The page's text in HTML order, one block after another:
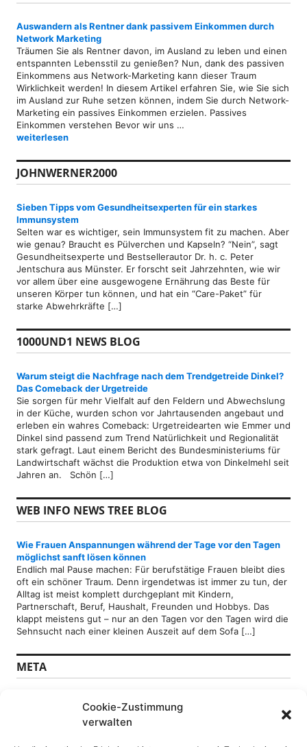
Cookie-Zustimmung
verwalten
Auswandern als Rentner dank passivem Einkommen durch
Network Marketing
Träumen Sie als Rentner davon, im Ausland zu leben und einen
entspannten Lebensstil zu genießen? Nun, dank des passiven
Einkommens aus Network-Marketing kann dieser Traum
Wirklichkeit werden! In diesem Artikel erfahren Sie, wie Sie sich
im Ausland zur Ruhe setzen können, indem Sie durch Network-
Marketing ein passives Einkommen erzielen. Passives
Einkommen verstehen Bevor wir uns …
Auswandern als Rentner dank passivem Einkommen durch
weiterlesen
JOHNWERNER2000
Sieben Tipps vom Gesundheitsexperten für ein starkes
Immunsystem
Selten war es wichtiger, sein Immunsystem fit zu machen. Aber
wie genau? Braucht es Pülverchen und Kapseln? “Nein”, sagt
Gesundheitsexperte und Bestsellerautor Dr. h. c. Peter
Jentschura aus Münster. Er forscht seit Jahrzehnten, wie wir
vor allem über eine ausgewogene Ernährung das Beste für
unseren Körper tun können, und hat ein “Care-Paket” für
starke Abwehrkräfte […]
1000UND1 NEWS BLOG
Warum steigt die Nachfrage nach dem Trendgetreide Dinkel?
Das Comeback der Urgetreide
Sie sorgen für mehr Vielfalt auf den Feldern und Abwechslung
in der Küche, wurden schon vor Jahrtausenden angebaut und
erleben ein wahres Comeback: Urgetreidearten wie Emmer und
Dinkel sind passend zum Trend Natürlichkeit und Regionalität
stark gefragt. Laut einem Bericht des Bundesministeriums für
Landwirtschaft wächst die Produktion etwa von Dinkelmehl seit
Jahren an. Schön […]
WEB INFO NEWS TREE BLOG
Wie Frauen Anspannungen während der Tage vor den Tagen
möglichst sanft lösen können
Endlich mal Pause machen: Für berufstätige Frauen bleibt dies
oft ein schöner Traum. Denn irgendetwas ist immer zu tun, der
Alltag ist meist komplett durchgeplant mit Kindern,
Partnerschaft, Beruf, Haushalt, Freunden und Hobbys. Das
klappt meistens gut – nur an den Tagen vor den Tagen wird die
Sehnsucht nach einer kleinen Auszeit auf dem Sofa […]
META
Feed der Einträge
Kommentare-Feed